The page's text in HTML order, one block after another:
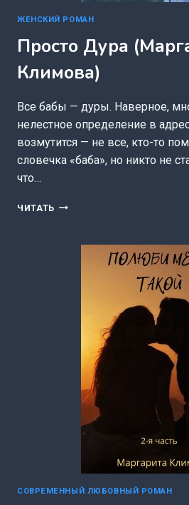
ЖЕНСКИЙ РОМАН
Просто Дура
Климова)
Все бабы — дуры. Наверное,
нелестное определение в
возмутится — не все, кто-то
словечка «баба», но никто не
что…
ЧИТАТЬ ПРОСТО
КЛИМОВА)
СОВРЕМЕННЫЙ ЛЮБОВНЫЙ РОМАН